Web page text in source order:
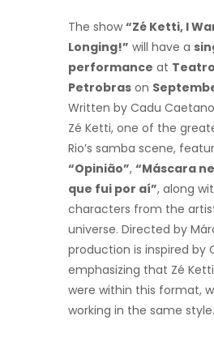
The show “Zé Ketti, I
Longing!” will have a
performance at
Petrobras on
Written by Cadu
Zé Ketti, one of the
Rio’s samba scene,
“Opinião”, “Máscara
que fui por aí”, along
characters from the
universe. Directed by
production is inspired by
emphasizing that Zé
were within this format,
working in the same style.